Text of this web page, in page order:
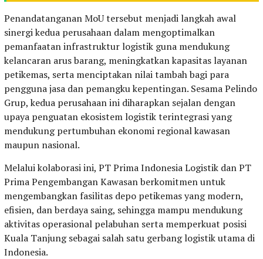
Penandatanganan MoU tersebut menjadi langkah awal
sinergi kedua perusahaan dalam mengoptimalkan
pemanfaatan infrastruktur logistik guna mendukung
kelancaran arus barang, meningkatkan kapasitas layanan
petikemas, serta menciptakan nilai tambah bagi para
pengguna jasa dan pemangku kepentingan. Sesama Pelindo
Grup, kedua perusahaan ini diharapkan sejalan dengan
upaya penguatan ekosistem logistik terintegrasi yang
mendukung pertumbuhan ekonomi regional kawasan
maupun nasional.
Melalui kolaborasi ini, PT Prima Indonesia Logistik dan PT
Prima Pengembangan Kawasan berkomitmen untuk
mengembangkan fasilitas depo petikemas yang modern,
efisien, dan berdaya saing, sehingga mampu mendukung
aktivitas operasional pelabuhan serta memperkuat posisi
Kuala Tanjung sebagai salah satu gerbang logistik utama di
Indonesia.